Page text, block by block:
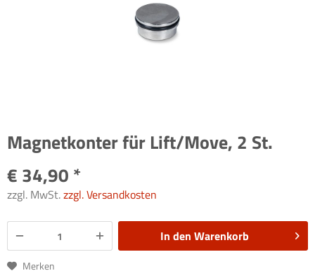
Magnetkonter für Lift/Move, 2 St.
€ 34,90 *
zzgl. MwSt.zzgl. Versandkosten
In den Warenkorb
Merken